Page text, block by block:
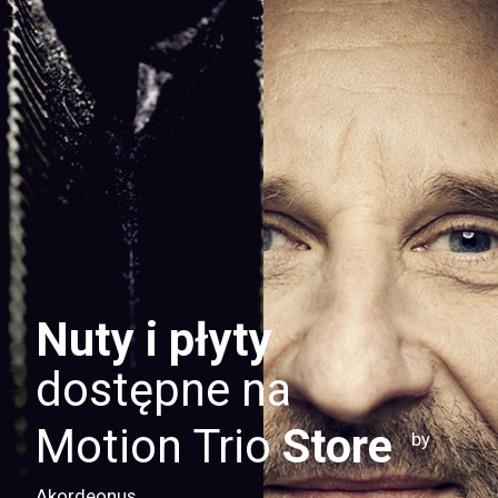
Nuty i płyty
dostępne na
Motion TrioStore by